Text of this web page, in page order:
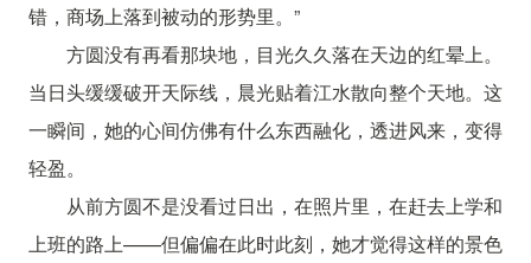
错，商场上落到被动的形势里。”
方圆没有再看那块地，目光久久落在天边的红晕上。
当日头缓缓破开天际线，晨光贴着江水散向整个天地。这
一瞬间，她的心间仿佛有什么东西融化，透进风来，变得
轻盈。
从前方圆不是没看过日出，在照片里，在赶去上学和
上班的路上——但偏偏在此时此刻，她才觉得这样的景色